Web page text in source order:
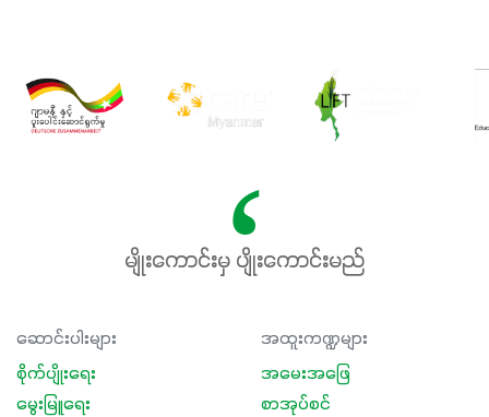
မျိုးကောင်းမှ ပျိုးကောင်းမည်
ဆောင်းပါးများ
စိုက်ပျိုးရေး
မွေးမြူရေး
အထူးကဏ္ဍများ
အမေးအဖြေ
စာအုပ်စင်